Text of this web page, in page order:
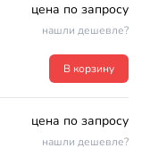
цена по запросу
нашли дешевле?
В корзину
цена по запросу
нашли дешевле?